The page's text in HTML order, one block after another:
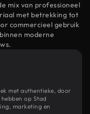
mix van professioneel
met betrekking tot
commercieel gebruik
moderne
met authentieke, door
op Stad
marketing en